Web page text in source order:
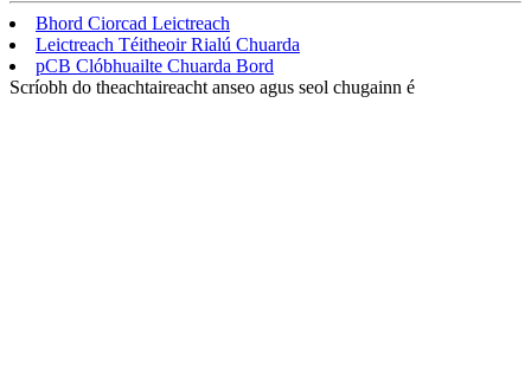
Bhord Ciorcad Leictreach
Leictreach Téitheoir Rialú Chuarda
pCB Clóbhuailte Chuarda Bord
Scríobh do theachtaireacht anseo agus seol chugainn é